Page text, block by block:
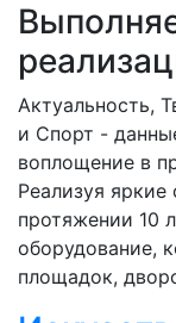
Актуальность,
и Спорт -
воплощение в
Реализуя
протяжении 10
оборудование,
площадок,